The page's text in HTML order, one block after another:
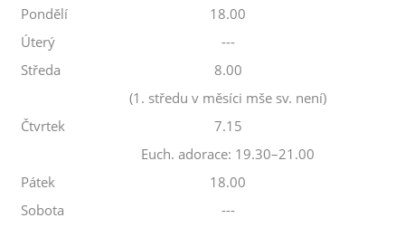
Pondělí
18.00
Úterý
---
Středa
8.00
(1. středu v měsíci mše sv. není)
Čtvrtek
7.15
Euch. adorace: 19.30–21.00
Pátek
18.00
Sobota
---